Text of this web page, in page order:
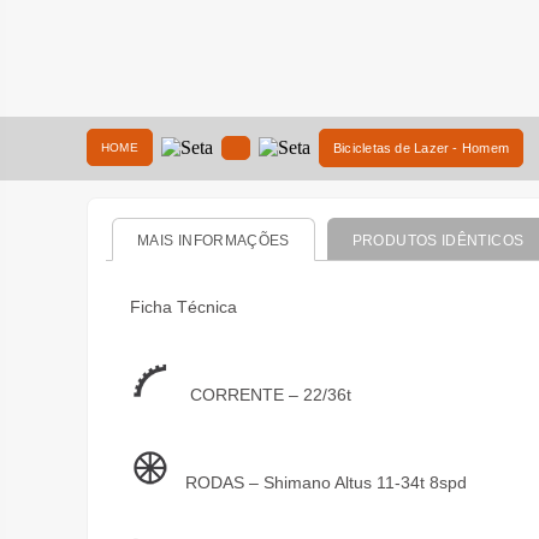
HOME Bicicletas de Lazer - Homem
MAIS INFORMAÇÕES PRODUTOS IDÊNTICOS
Ficha Técnica
CORRENTE – 22/36t
RODAS – Shimano Altus 11-34t 8spd